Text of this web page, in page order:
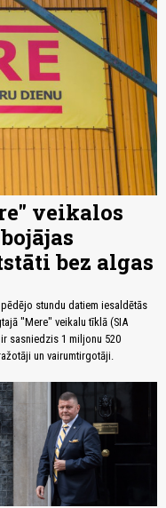
veikalos
bez algas
stundu datiem iesaldētās
"Mere" veikalu tīklā (SIA
ir sasniedzis 1 miljonu 520
un vairumtirgotāji.